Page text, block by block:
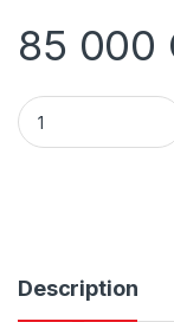
85 000
Marteau
Description